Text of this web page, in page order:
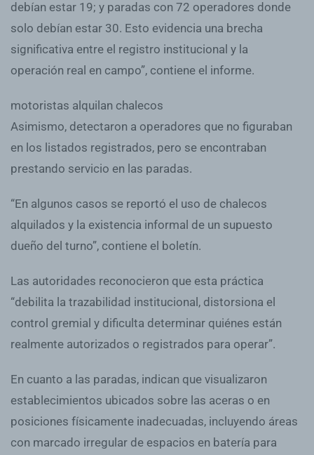
debían estar 19; y paradas con 72 operadores donde
solo debían estar 30. Esto evidencia una brecha
significativa entre el registro institucional y la
operación real en campo”, contiene el informe.
motoristas alquilan chalecos
Asimismo, detectaron a operadores que no figuraban
en los listados registrados, pero se encontraban
prestando servicio en las paradas.
“En algunos casos se reportó el uso de chalecos
alquilados y la existencia informal de un supuesto
dueño del turno”, contiene el boletín.
Las autoridades reconocieron que esta práctica
“debilita la trazabilidad institucional, distorsiona el
control gremial y dificulta determinar quiénes están
realmente autorizados o registrados para operar”.
En cuanto a las paradas, indican que visualizaron
establecimientos ubicados sobre las aceras o en
posiciones físicamente inadecuadas, incluyendo áreas
con marcado irregular de espacios en batería para